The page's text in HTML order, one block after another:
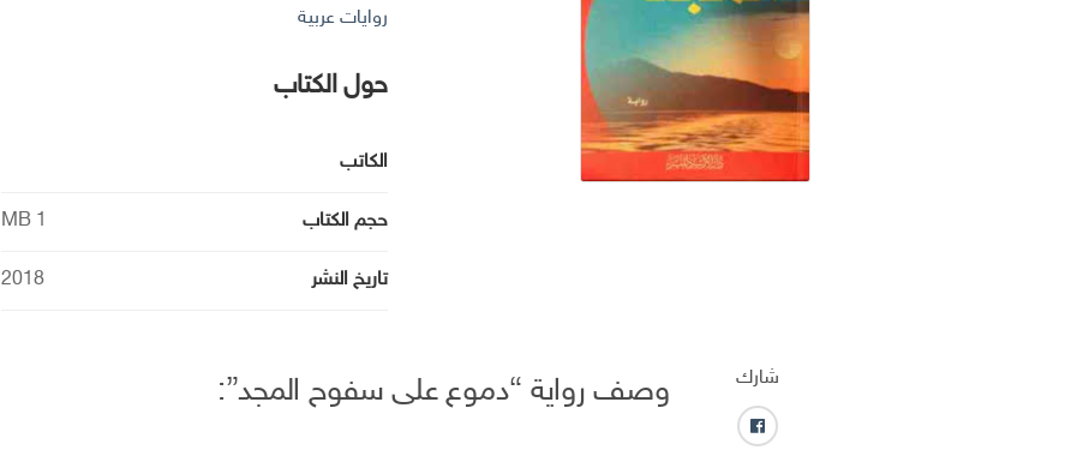
روايات عربية
حول الكتاب
الكاتب
حجم الكتاب 1 MB
تاريخ النشر 2018
شارك
ف
وصف رواية “دموع على سفوح المجد”: